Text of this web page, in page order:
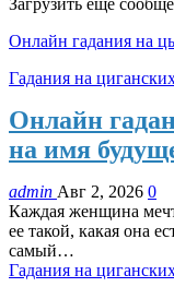
Загрузить еще
Онлайн гадания на
Гадания на
Онлайн
на имя
admin Авг 2, 2026 0
Каждая женщина
ее такой, какая она
самый…
Гадания на